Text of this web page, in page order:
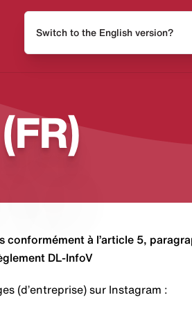
Release
à l’article 5,
DL-InfoV
(d’entreprise) sur Instagram :
Switch to the English version?